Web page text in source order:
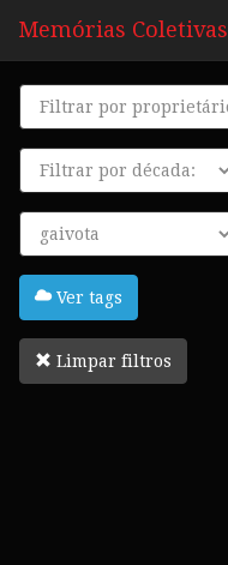
Memórias Coletivas
Proprietário
Década
Tags
Ver tags
Limpar filtros